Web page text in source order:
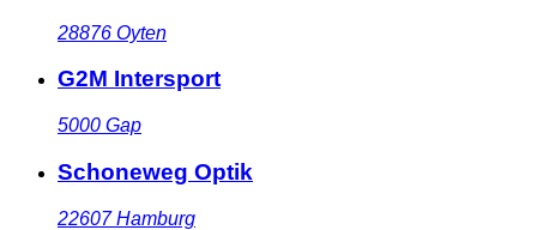
28876 Oyten
G2M Intersport
5000 Gap
Schoneweg Optik
22607 Hamburg